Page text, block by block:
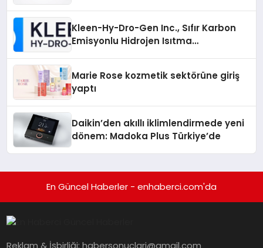
Kleen-Hy-Dro-Gen Inc., Sıfır Karbon
Emisyonlu Hidrojen Isıtma
Marie Rose kozmetik sektörüne giriş
yaptı
Daikin’den akıllı iklimlendirmede yeni
dönem: Madoka Plus Türkiye’de
En Güncel Haberler - enhaberci.com'da
Reklam & İşbirliği:habersonuclari@gmail.com